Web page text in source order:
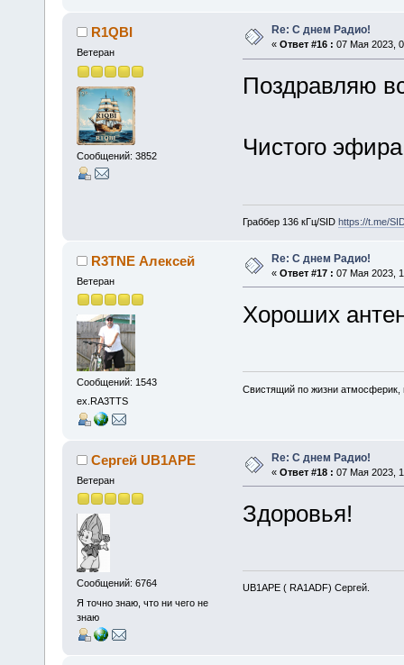
R1QBI
Ветеран
Сообщений: 3852
Re: С днем Радио!
« Ответ #16 : 07 Мая 2023,
Поздравляю
Чистого
Граббер 136 кГц/SID https://t.me/
R3TNE Алексей
Ветеран
Сообщений: 1543
ex.RA3TTS
Re: С днем Радио!
« Ответ #17 : 07 Мая 2023,
Хороших
Свистящий по жизни
Сергей UB1APE
Ветеран
Сообщений: 6764
Я точно знаю, что ни чего не
знаю
Re: С днем Радио!
« Ответ #18 : 07 Мая 2023,
Здоровья!
UB1APE ( RA1ADF) Сергей.